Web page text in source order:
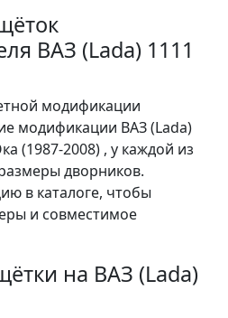
ВАЗ (Lada) 1111
модификации
модификации ВАЗ (Lada)
(1987-2008) , у каждой из
дворников.
в каталоге, чтобы
и совместимое
на ВАЗ (Lada)